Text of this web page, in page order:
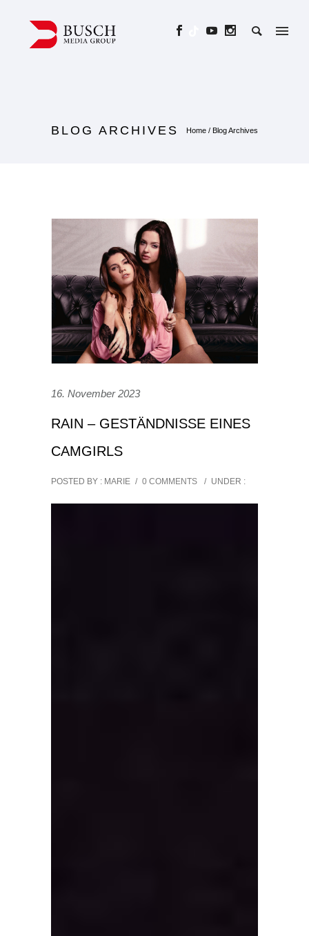
BLOG ARCHIVES Home / Blog Archives
16. November 2023
RAIN – GESTÄNDNISSE EINES
CAMGIRLS
POSTED BY : MARIE / 0 COMMENTS / UNDER :